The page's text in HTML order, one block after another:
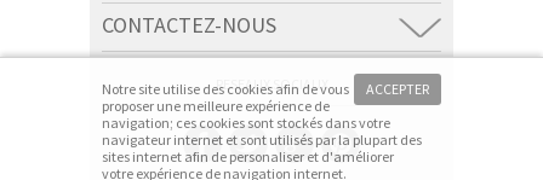
ACCEPTER
Notre site utilise des cookies afin de vous
proposer une meilleure expérience de
navigation; ces cookies sont stockés dans votre
navigateur internet et sont utilisés par la plupart des
sites internet afin de personaliser et d'améliorer
votre expérience de navigation internet.
CONTACTEZ-NOUS
RESEAUX SOCIAUX